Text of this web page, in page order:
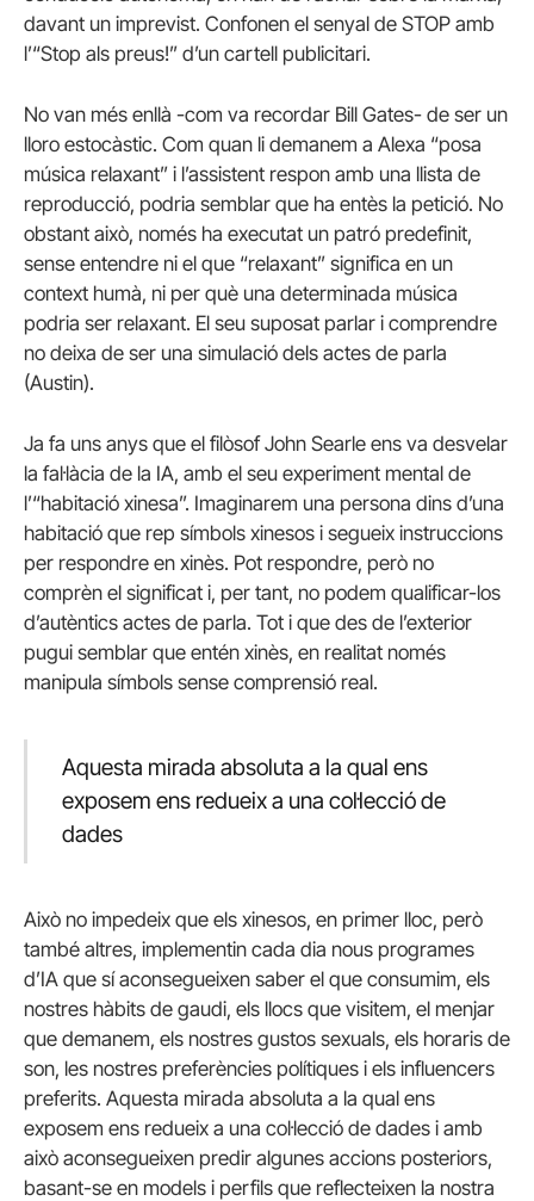
davant un imprevist. Confonen el senyal de STOP amb
l’“Stop als preus!” d’un cartell publicitari.
No van més enllà -com va recordar Bill Gates- de ser un
lloro estocàstic. Com quan li demanem a Alexa “posa
música relaxant” i l’assistent respon amb una llista de
reproducció, podria semblar que ha entès la petició. No
obstant això, només ha executat un patró predefinit,
sense entendre ni el que “relaxant” significa en un
context humà, ni per què una determinada música
podria ser relaxant. El seu suposat parlar i comprendre
no deixa de ser una simulació dels actes de parla
(Austin).
Ja fa uns anys que el filòsof John Searle ens va desvelar
la fal·làcia de la IA, amb el seu experiment mental de
l’“habitació xinesa”. Imaginarem una persona dins d’una
habitació que rep símbols xinesos i segueix instruccions
per respondre en xinès. Pot respondre, però no
comprèn el significat i, per tant, no podem qualificar-los
d’autèntics actes de parla. Tot i que des de l’exterior
pugui semblar que entén xinès, en realitat només
manipula símbols sense comprensió real.
Aquesta mirada absoluta a la qual ens
exposem ens redueix a una col·lecció de
dades
Això no impedeix que els xinesos, en primer lloc, però
també altres, implementin cada dia nous programes
d’IA que sí aconsegueixen saber el que consumim, els
nostres hàbits de gaudi, els llocs que visitem, el menjar
que demanem, els nostres gustos sexuals, els horaris de
son, les nostres preferències polítiques i els influencers
preferits. Aquesta mirada absoluta a la qual ens
exposem ens redueix a una col·lecció de dades i amb
això aconsegueixen predir algunes accions posteriors,
basant-se en models i perfils que reflecteixen la nostra